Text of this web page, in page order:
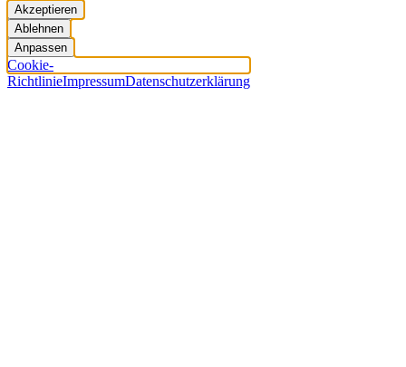
Akzeptieren
Ablehnen
Anpassen
Cookie-
RichtlinieImpressumDatenschutzerklärung